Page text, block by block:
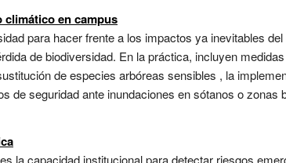
climático en campus
para hacer frente a los impactos ya inevitables
de biodiversidad. En la práctica, incluyen
de especies arbóreas sensibles , la
de seguridad ante inundaciones en sótanos o
la capacidad institucional para detectar riesgos